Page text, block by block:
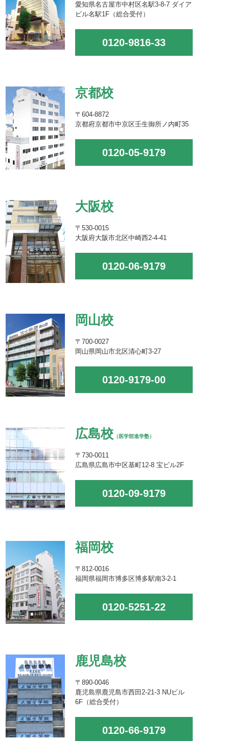
愛知県名古屋市中村区名駅3-8-7 ダイア
ビル名駅1F（総合受付）
0120-9816-33
京都校
〒604-8872
京都府京都市中京区壬生御所ノ内町35
0120-05-9179
大阪校
〒530-0015
大阪府大阪市北区中崎西2-4-41
0120-06-9179
岡山校
〒700-0027
岡山県岡山市北区清心町3-27
0120-9179-00
広島校 （医学部進学塾）
〒730-0011
広島県広島市中区基町12-8 宝ビル2F
0120-09-9179
福岡校
〒812-0016
福岡県福岡市博多区博多駅南3-2-1
0120-5251-22
鹿児島校
〒890-0046
鹿児島県鹿児島市西田2-21-3 NUビル
6F（総合受付）
0120-66-9179